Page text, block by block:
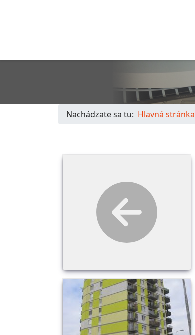
Nachádzate sa tu: Hlavná stránka